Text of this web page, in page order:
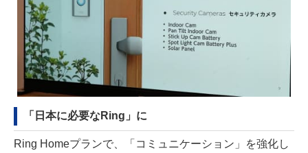
「日本に必要なRing」に
Ring Homeプランで、「コミュニケーション」を強化し